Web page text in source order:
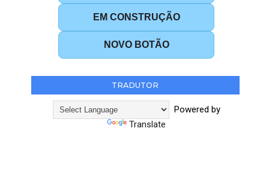
EM CONSTRUÇÃO
NOVO BOTÃO
TRADUTOR
Powered by
Translate